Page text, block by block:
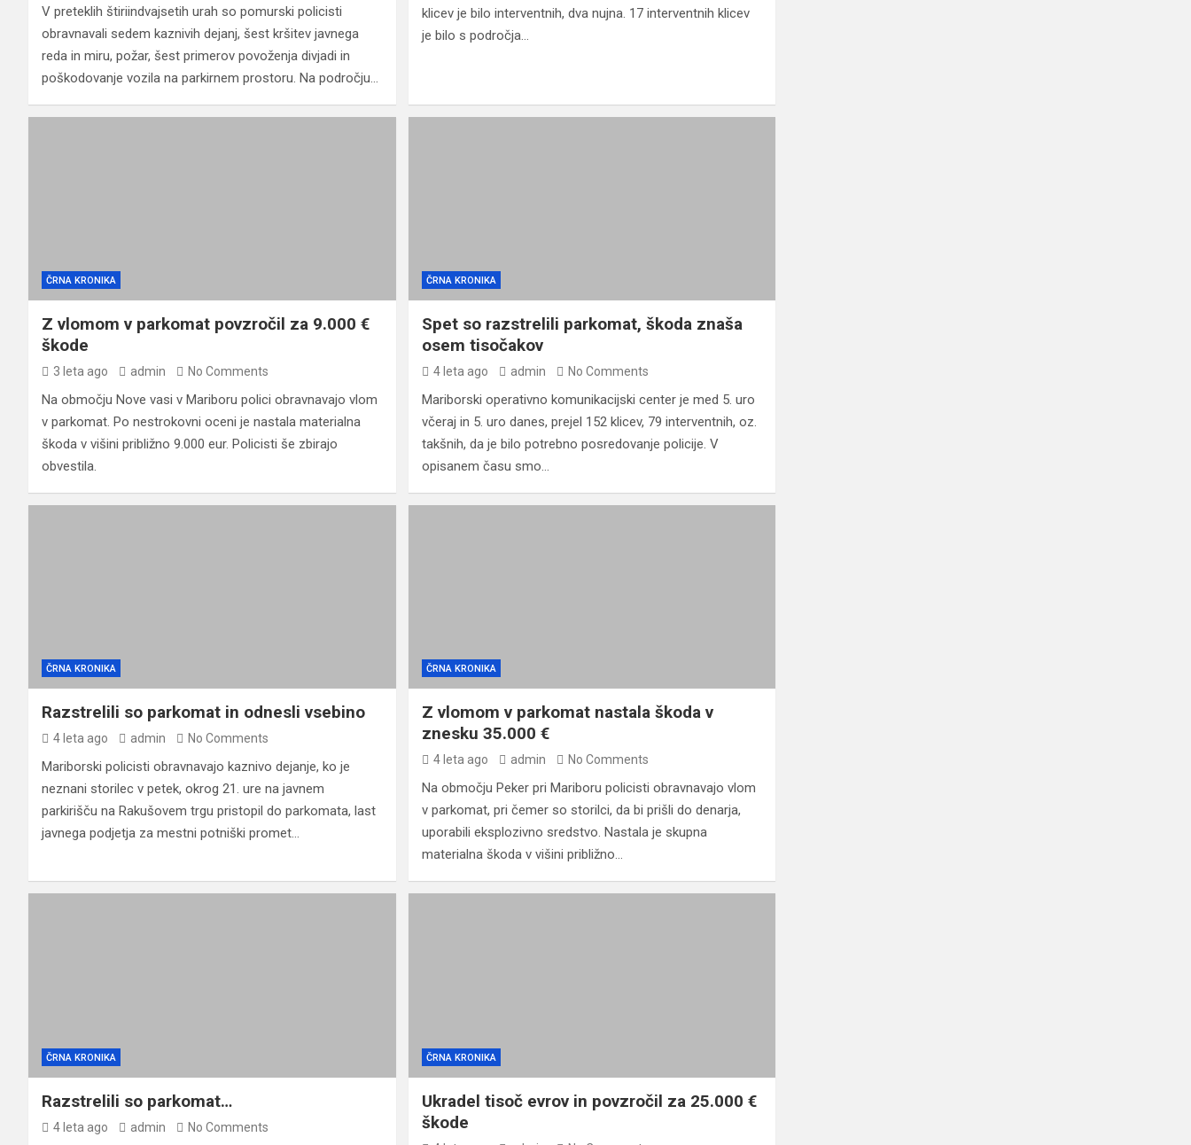
V preteklih štiriindvajsetih urah so pomurski policisti
obravnavali sedem kaznivih dejanj, šest kršitev javnega
reda in miru, požar, šest primerov povoženja divjadi in
poškodovanje vozila na parkirnem prostoru. Na področju…
klicev je bilo interventnih, dva nujna. 17 interventnih klicev
je bilo s področja…
ČRNA KRONIKA
Z vlomom v parkomat povzročil za 9.000 €
škode
3 leta ago admin No Comments
Na območju Nove vasi v Mariboru polici obravnavajo vlom
v parkomat. Po nestrokovni oceni je nastala materialna
škoda v višini približno 9.000 eur. Policisti še zbirajo
obvestila.
ČRNA KRONIKA
Spet so razstrelili parkomat, škoda znaša
osem tisočakov
4 leta ago admin No Comments
Mariborski operativno komunikacijski center je med 5. uro
včeraj in 5. uro danes, prejel 152 klicev, 79 interventnih, oz.
takšnih, da je bilo potrebno posredovanje policije. V
opisanem času smo…
ČRNA KRONIKA
Razstrelili so parkomat in odnesli vsebino
4 leta ago admin No Comments
Mariborski policisti obravnavajo kaznivo dejanje, ko je
neznani storilec v petek, okrog 21. ure na javnem
parkirišču na Rakušovem trgu pristopil do parkomata, last
javnega podjetja za mestni potniški promet…
ČRNA KRONIKA
Z vlomom v parkomat nastala škoda v
znesku 35.000 €
4 leta ago admin No Comments
Na območju Peker pri Mariboru policisti obravnavajo vlom
v parkomat, pri čemer so storilci, da bi prišli do denarja,
uporabili eksplozivno sredstvo. Nastala je skupna
materialna škoda v višini približno…
ČRNA KRONIKA
Razstrelili so parkomat…
4 leta ago admin No Comments
ČRNA KRONIKA
Ukradel tisoč evrov in povzročil za 25.000 €
škode